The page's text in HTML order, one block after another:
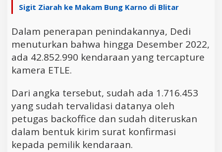
Sigit Ziarah ke Makam Bung Karno di Blitar
Dalam penerapan penindakannya, Dedi
menuturkan bahwa hingga Desember 2022,
ada 42.852.990 kendaraan yang tercapture
kamera ETLE.
Dari angka tersebut, sudah ada 1.716.453
yang sudah tervalidasi datanya oleh
petugas backoffice dan sudah diteruskan
dalam bentuk kirim surat konfirmasi
kepada pemilik kendaraan.